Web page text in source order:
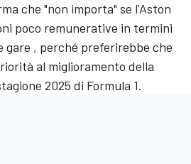
che "non importa" se l'Aston
poco remunerative in termini
gare , perché preferirebbe che
al miglioramento della
2025 di Formula 1.